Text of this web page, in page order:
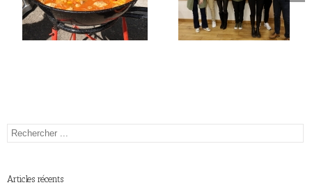
Articles récents